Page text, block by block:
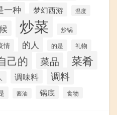
一种 梦幻西游 温度
炒菜 炒锅
情 的人 的是 礼物
己的 菜品 菜肴
调味料 调料
酱油 锅底 食物